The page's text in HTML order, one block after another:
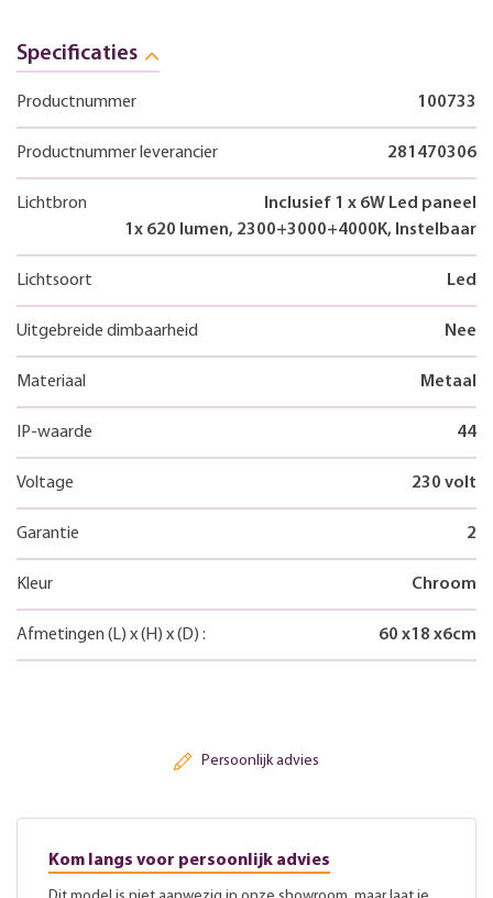
Specificaties
Productnummer 100733
Productnummer leverancier 281470306
Lichtbron
Inclusief 1 x 6W Led paneel
1x 620 lumen, 2300+3000+4000K, Instelbaar
Lichtsoort Led
Uitgebreide dimbaarheid Nee
Materiaal Metaal
IP-waarde 44
Voltage 230 volt
Garantie 2
Kleur Chroom
Afmetingen (L) x(H) x(D) : 60 x18 x6cm
Persoonlijk advies
Kom langs voor persoonlijk advies